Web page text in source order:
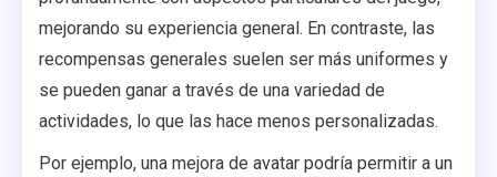
mejorando su experiencia general. En contraste, las
recompensas generales suelen ser más uniformes y
se pueden ganar a través de una variedad de
actividades, lo que las hace menos personalizadas.
Por ejemplo, una mejora de avatar podría permitir a un